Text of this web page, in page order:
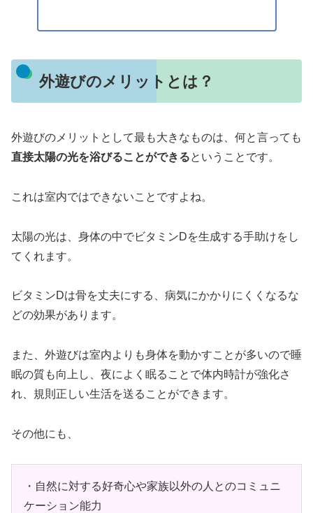
外遊びのメリットとは？
外遊びのメリットとして最も大きなものは、何と言っても
直接太陽の光を浴びることができるということです。
これは室内ではできないことですよね。
太陽の光は、身体の中でビタミンDを生成する手助けをし
てくれます。
ビタミンDは骨を丈夫にする、病気にかかりにくくなるな
どの効果があります。
また、外遊びは室内よりも身体を動かすことが多いので睡
眠の質も向上し、夜によく眠ることで体内時計が強化さ
れ、規則正しい生活を送ることができます。
その他にも、
・自然に対する好奇心や家族以外の人とのコミュニ
ケーション能力